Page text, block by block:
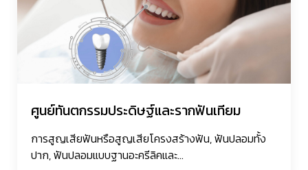
ศูนย์ทันตกรรมประดิษฐ์และรากฟันเทียม
การสูญเสียฟันหรือสูญเสียโครงสร้างฟัน, ฟันปลอมทั้ง
ปาก, ฟันปลอมแบบฐานอะครีลิคและ...